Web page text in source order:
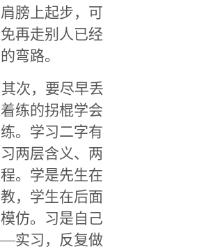
膀上起步，可
再走别人已经
弯路。
其次，要尽早丢
练的拐棍学会
。学习二字有
两层含义、两
。学是先生在
，学生在后面
仿。习是自己
实习，反复做